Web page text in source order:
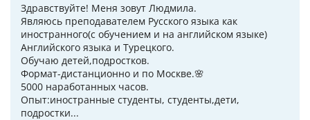
Здравствуйте! Меня зовут Людмила.
Являюсь преподавателем Русского языка как
иностранного(с обучением и на английском языке)
Английского языка и Турецкого.
Обучаю детей,подростков.
Формат-дистанционно и по Москве.🌸
5000 наработанных часов.
Опыт:иностранные студенты, студенты,дети,
подростки...